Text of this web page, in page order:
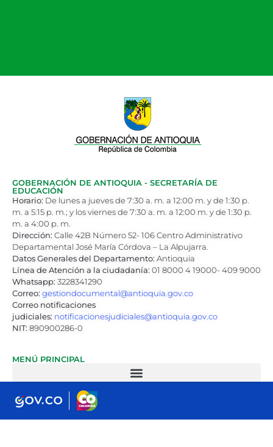
GOBERNACIÓN DE ANTIOQUIA - SECRETARÍA DE
EDUCACIÓN
Horario: De lunes a jueves de 7:30 a. m. a 12:00 m. y de 1:30 p.
m. a 5:15 p. m.; y los viernes de 7:30 a. m. a 12:00 m. y de 1:30 p.
m. a 4:00 p. m.
Dirección: Calle 42B Número 52- 106 Centro Administrativo
Departamental José María Córdova – La Alpujarra.
Datos Generales del Departamento: Antioquia
Línea de Atención a la ciudadanía: 01 8000 4 19000- 409 9000
Whatsapp: 3228341290
Correo: gestiondocumental@antioquia.gov.co
Correo notificaciones
judiciales: notificacionesjudiciales@antioquia.gov.co
NIT: 890900286-0
MENÚ PRINCIPAL